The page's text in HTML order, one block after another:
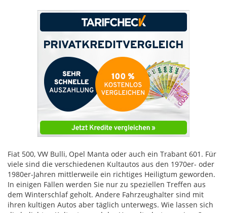
Fiat 500, VW Bulli, Opel Manta oder auch ein Trabant 601. Für
viele sind die verschiedenen Kultautos aus den 1970er- oder
1980er-Jahren mittlerweile ein richtiges Heiligtum geworden.
In einigen Fällen werden Sie nur zu speziellen Treffen aus
dem Winterschlaf geholt. Andere Fahrzeughalter sind mit
ihren kultigen Autos aber täglich unterwegs. Wie lassen sich
Alle Hersteller
Kontakt